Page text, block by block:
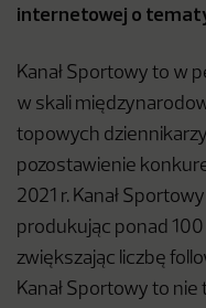
internetowej o
Kanał Sportowy to w
w skali
topowych
pozostawienie
2021 r. Kanał
produkując ponad
zwiększając liczbę
Kanał Sportowy to